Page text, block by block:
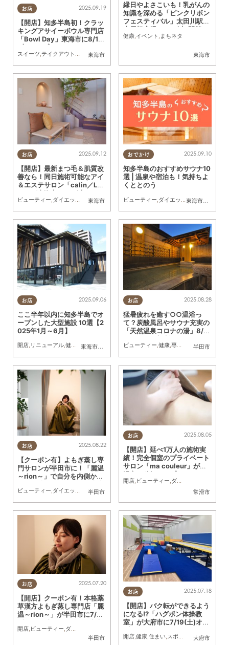
お店
東海市
2025.09.19
【開店】知多半島初！クラッ
キングアサイーボウル専門店
「Bowl Day」東海市に8/16
(土)オープン
スイーツ,テイクアウト ,開店 ,健康,専門店 東海市
縁日やよさこいも！乳がんの
知識を深める「ピンクリボン
フェスティバル」太田川駅前
大屋根広場で10/1(水)開催
健康, イベント まちネタ
お店
東海市
2025.09.12
【開店】最新まつ毛＆肌質改
善なら！同日施術可能なアイ
＆エステサロン「calin／Lat
ot」が東海市に9/4(木)オー
プン／ちたまる広告
ビューティー ダイエット 健康,専門店 ちたまる広告,クーポン,おひとりさま
おでかけ
東海市
,大府市
2025.09.10
知多半島のおすすめサウナ10
選 | 温泉や宿泊も！気持ちよ
くととのう
ビューティー ダイエット ,健康,観光
お店
東海市
,大府市 知多市,半田市,常滑市
2025.09.06
ここ半年以内に知多半島でオ
ープンした大型施設 10選【2
025年1月～6月】
開店, リニューアル,健康 専門店,映画 まちネタ,まとめ記事,親子
お店
半田市
2025.08.28
猛暑疲れを癒す○○温浴っ
て？炭酸風呂やサウナ充実の
「天然温泉コロナの湯」8/31
たまる広告
ビューティー,健康,専門店 ちたまる広告
お店
半田市
2025.08.22
【クーポン有】よもぎ蒸し専
門サロンが半田市に！「麗温
～rion～」で自分を内側から
ビューティー,ダイエット 健康,専門店 おひとりさま,友人
お店
常滑市
2025.08.05
【開店】延べ1万人の施術実
績！完全個室のプライベート
サロン「ma couleur」が常
滑市に移転オープン
開店, ビューティー,ダイエット
お店
半田市
2025.07.20
【開店】クーポン有！本格薬
草漢方よもぎ蒸し専門店「麗
温～rion～」が半田市に7/31
開店, ビューティー,ダイエット ちたまる広告
お店
大府市
2025.07.18
【開店】バク転ができるよう
になる!?「ハグポン体操教
室」が大府市に7/19(土)オー
開店,健康,住まい,スポーツ 親子